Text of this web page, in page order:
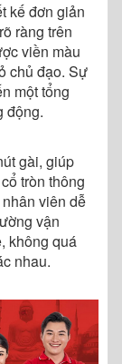
kế đơn giản
ràng trên
viền màu
chủ đạo. Sự
một tổng
động.
gài, giúp
tròn thông
viên dễ
vận
không quá
nhau.